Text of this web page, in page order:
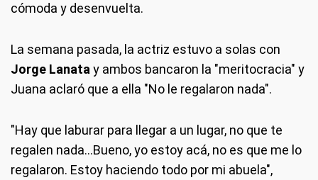
cómoda y desenvuelta.
La semana pasada, la actriz estuvo a solas con
Jorge Lanata y ambos bancaron la "meritocracia" y
Juana aclaró que a ella "No le regalaron nada".
"Hay que laburar para llegar a un lugar, no que te
regalen nada...Bueno, yo estoy acá, no es que me lo
regalaron. Estoy haciendo todo por mi abuela",